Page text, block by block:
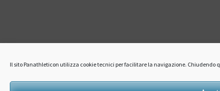
Il sito Panathleticon utilizza cookie tecnici per facilitare la navigazione. Chiudendo